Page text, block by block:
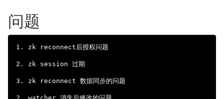
问题
1. zk reconnect后授权问题
2. zk session 过期
3. zk reconnect 数据同步的问题